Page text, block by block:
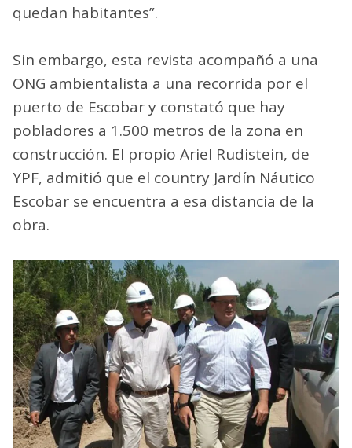
quedan habitantes”.
Sin embargo, esta revista acompañó a una
ONG ambientalista a una recorrida por el
puerto de Escobar y constató que hay
pobladores a 1.500 metros de la zona en
construcción. El propio Ariel Rudistein, de
YPF, admitió que el country Jardín Náutico
Escobar se encuentra a esa distancia de la
obra.